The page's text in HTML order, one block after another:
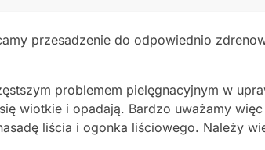
przesadzenie do odpowiednio
problemem pielęgnacyjnym w
wiotkie i opadają. Bardzo uważamy
liścia i ogonka liściowego. Należy